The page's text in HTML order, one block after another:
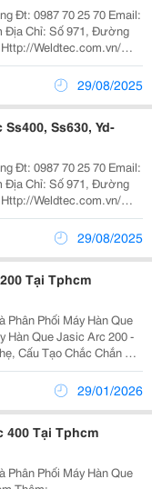
Hàn ( Weldt Ec) Chúng
29/08/2025
Ss630, Yd-
Hàn ( Weldt Ec) Chúng
29/08/2025
Tại Tphcm
Phân Phối Máy Hàn Que
Cấu Tạo Chắc Chắn Và
- Dễ Dàng Mồi Hồ
- Hồ Quang Ổn29/01/2026
400 Tại Tphcm
Phân Phối Máy Hàn Que